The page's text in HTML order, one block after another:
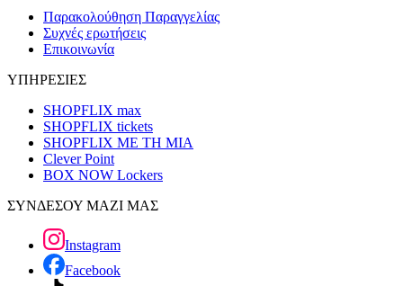
Παρακολούθηση Παραγγελίας
Συχνές ερωτήσεις
Επικοινωνία
ΥΠΗΡΕΣΙΕΣ
SHOPFLIX max
SHOPFLIX tickets
SHOPFLIX ΜΕ ΤΗ ΜΙΑ
Clever Point
BOX NOW Lockers
ΣΥΝΔΕΣΟΥ ΜΑΖΙ ΜΑΣ
Instagram
Facebook